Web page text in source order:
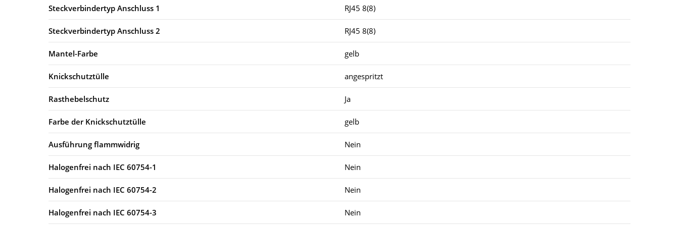
Steckverbindertyp Anschluss 1 RJ45 8(8)
Steckverbindertyp Anschluss 2 RJ45 8(8)
Mantel-Farbe gelb
Knickschutztülle angespritzt
Rasthebelschutz Ja
Farbe der Knickschutztülle gelb
Ausführung flammwidrig Nein
Halogenfrei nach IEC 60754-1 Nein
Halogenfrei nach IEC 60754-2 Nein
Halogenfrei nach IEC 60754-3 Nein